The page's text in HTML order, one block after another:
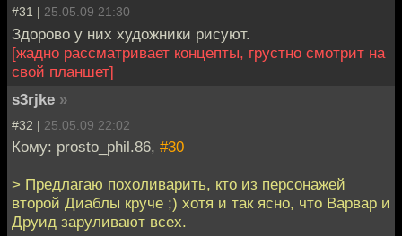
#31 | 25.05.09 21:30
Здорово у них художники рисуют.
[жадно рассматривает концепты, грустно смотрит на
свой планшет]
s3rjke »
#32 | 25.05.09 22:02
Кому: prosto_phil.86, #30
> Предлагаю похоливарить, кто из персонажей
второй Диаблы круче ;) хотя и так ясно, что Варвар и
Друид заруливают всех.